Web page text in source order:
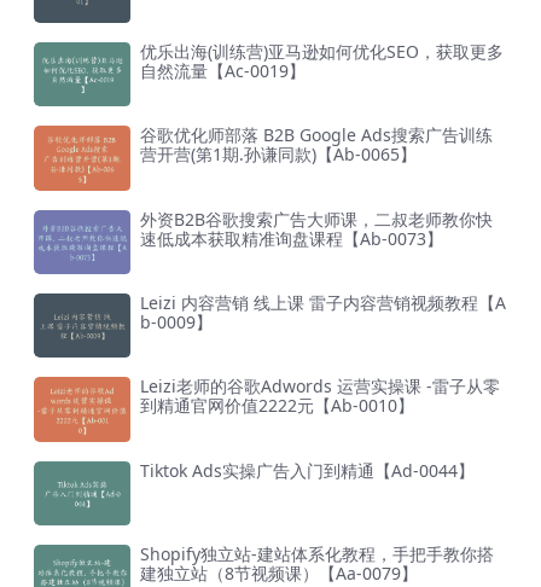
优乐出海(训练营)亚马逊如何优化SEO，获取更多
自然流量【Ac-0019】
谷歌优化师部落 B2B Google Ads搜索广告训练
营开营(第1期.孙谦同款)【Ab-0065】
外资B2B谷歌搜索广告大师课，二叔老师教你快
速低成本获取精准询盘课程【Ab-0073】
Leizi 内容营销 线上课 雷子内容营销视频教程【A
b-0009】
Leizi老师的谷歌Adwords 运营实操课 -雷子从零
到精通官网价值2222元【Ab-0010】
Tiktok Ads实操广告入门到精通【Ad-0044】
Shopify独立站-建站体系化教程，手把手教你搭
建独立站（8节视频课）【Aa-0079】